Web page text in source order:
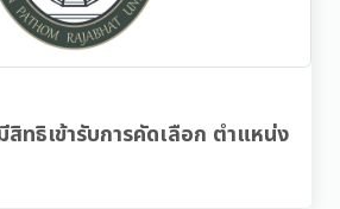
สิทธิเข้ารับการคัดเลือก ตำแหน่ง